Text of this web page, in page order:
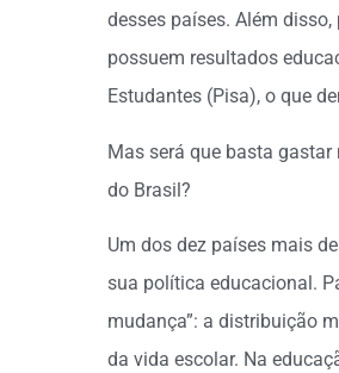
desses países. Além
possuem resultados
Estudantes (Pisa), o que
Mas será que basta
do Brasil?
Um dos dez países mais
sua política educacional.
mudança”: a distribuição
da vida escolar. Na